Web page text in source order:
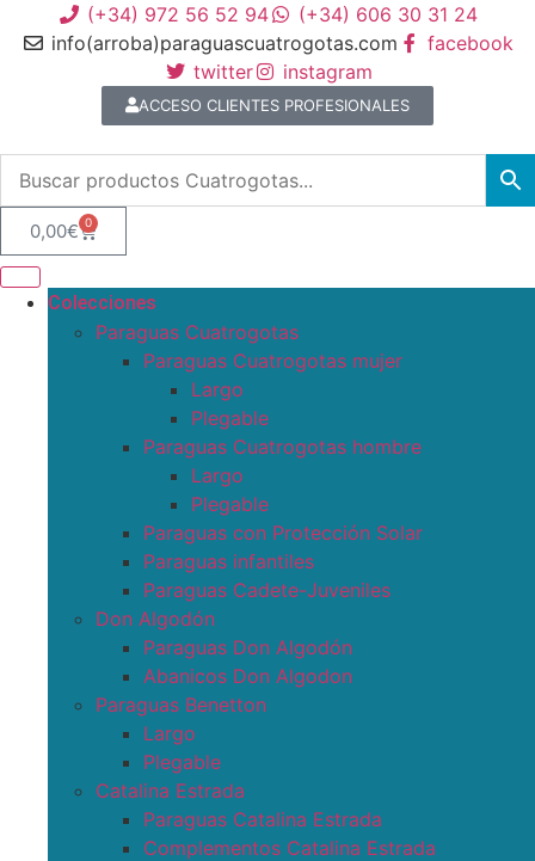
(+34) 972 56 52 94
(+34) 606 30 31 24
info(arroba)paraguascuatrogotas.com
facebook
twitter
instagram
ACCESO CLIENTES PROFESIONALES
0,00€ 0
Colecciones
Paraguas Cuatrogotas
Paraguas Cuatrogotas mujer
Largo
Plegable
Paraguas Cuatrogotas hombre
Largo
Plegable
Paraguas con Protección Solar
Paraguas infantiles
Paraguas Cadete-Juveniles
Don Algodón
Paraguas Don Algodón
Abanicos Don Algodon
Paraguas Benetton
Largo
Plegable
Catalina Estrada
Paraguas Catalina Estrada
Complementos Catalina Estrada